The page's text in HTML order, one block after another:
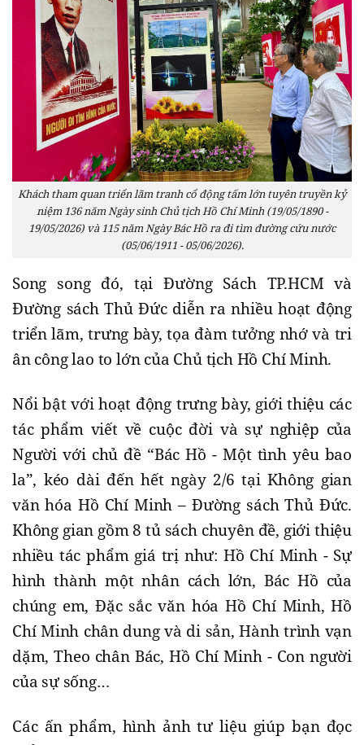
Khách tham quan triển lãm tranh cổ động tấm lớn tuyên truyền kỷ
niệm 136 năm Ngày sinh Chủ tịch Hồ Chí Minh (19/05/1890 -
19/05/2026) và 115 năm Ngày Bác Hồ ra đi tìm đường cứu nước
(05/06/1911 - 05/06/2026).
Song song đó, tại Đường Sách TP.HCM và
Đường sách Thủ Đức diễn ra nhiều hoạt động
triển lãm, trưng bày, tọa đàm tưởng nhớ và tri
ân công lao to lớn của Chủ tịch Hồ Chí Minh.
Nổi bật với hoạt động trưng bày, giới thiệu các
tác phẩm viết về cuộc đời và sự nghiệp của
Người với chủ đề “Bác Hồ - Một tình yêu bao
la”, kéo dài đến hết ngày 2/6 tại Không gian
văn hóa Hồ Chí Minh – Đường sách Thủ Đức.
Không gian gồm 8 tủ sách chuyên đề, giới thiệu
nhiều tác phẩm giá trị như: Hồ Chí Minh - Sự
hình thành một nhân cách lớn, Bác Hồ của
chúng em, Đặc sắc văn hóa Hồ Chí Minh, Hồ
Chí Minh chân dung và di sản, Hành trình vạn
dặm, Theo chân Bác, Hồ Chí Minh - Con người
của sự sống…
Các ấn phẩm, hình ảnh tư liệu giúp bạn đọc